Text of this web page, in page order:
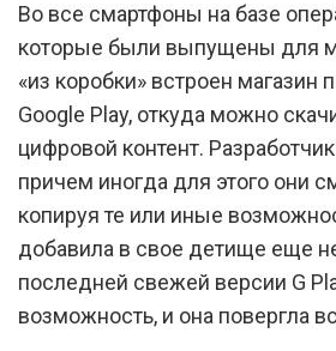
Google Play
новой
Во все смартфоны на базе
которые были выпущены для
«из коробки» встроен
Google Play, откуда можно
цифровой контент.
причем иногда для этого они
копируя те или иные
добавила в свое детище еще
последней свежей версии G
возможность, и она повергла